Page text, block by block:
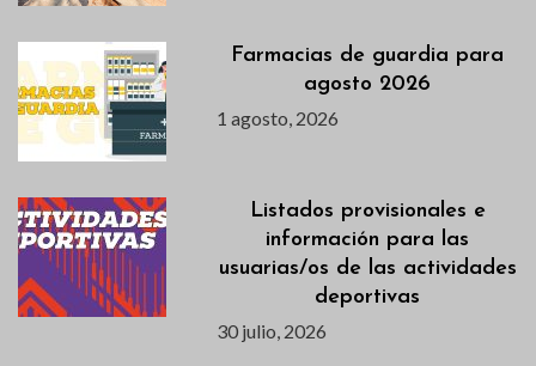
Farmacias de guardia para
agosto 2026
1 agosto, 2026
Listados provisionales e
información para las
usuarias/os de las actividades
deportivas
30 julio, 2026